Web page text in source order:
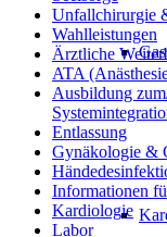
Unfallchirurgie
Wahlleistungen
Ärztliche
ATA
Ausbildung
Entlassung
Gynäkologie &
Informationen
Kardiologie
Labor